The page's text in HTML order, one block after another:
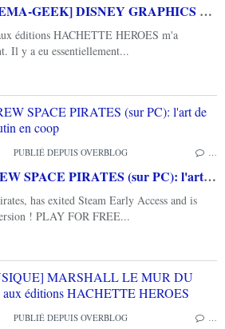
[REVUE LIVRE CINEMA-GEEK] DISNEY GRAPHICS de Marc AUMONT aux éditions HACHETTE HEROES
éditions HACHETTE HEROES m'a
Il y a eu essentiellement...
PUBLIÉ DEPUIS OVERBLOG
TEST de BATTLECREW SPACE PIRATES (sur PC): l'art de rusher et de dérober le butin en coop
has exited Steam Early Access and is
! PLAY FOR FREE...
PUBLIÉ DEPUIS OVERBLOG